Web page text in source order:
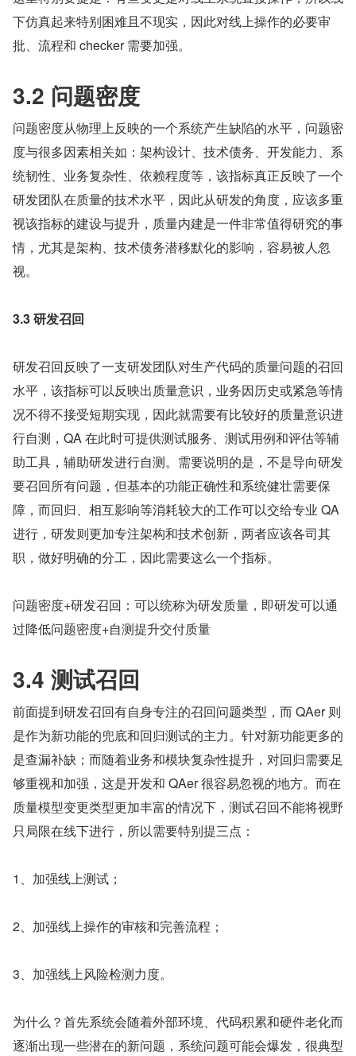
下仿真起来特别困难且不现实，因此对线上操作的必要审
批、流程和 checker 需要加强。
3.2 问题密度
问题密度从物理上反映的一个系统产生缺陷的水平，问题密
度与很多因素相关如：架构设计、技术债务、开发能力、系
统韧性、业务复杂性、依赖程度等，该指标真正反映了一个
研发团队在质量的技术水平，因此从研发的角度，应该多重
视该指标的建设与提升，质量内建是一件非常值得研究的事
情，尤其是架构、技术债务潜移默化的影响，容易被人忽
视。
3.3 研发召回
研发召回反映了一支研发团队对生产代码的质量问题的召回
水平，该指标可以反映出质量意识，业务因历史或紧急等情
况不得不接受短期实现，因此就需要有比较好的质量意识进
行自测，QA 在此时可提供测试服务、测试用例和评估等辅
助工具，辅助研发进行自测。需要说明的是，不是导向研发
要召回所有问题，但基本的功能正确性和系统健壮需要保
障，而回归、相互影响等消耗较大的工作可以交给专业 QA
进行，研发则更加专注架构和技术创新，两者应该各司其
职，做好明确的分工，因此需要这么一个指标。
问题密度+研发召回：可以统称为研发质量，即研发可以通
过降低问题密度+自测提升交付质量
3.4 测试召回
前面提到研发召回有自身专注的召回问题类型，而 QAer 则
是作为新功能的兜底和回归测试的主力。针对新功能更多的
是查漏补缺；而随着业务和模块复杂性提升，对回归需要足
够重视和加强，这是开发和 QAer 很容易忽视的地方。而在
质量模型变更类型更加丰富的情况下，测试召回不能将视野
只局限在线下进行，所以需要特别提三点：
1、加强线上测试；
2、加强线上操作的审核和完善流程；
3、加强线上风险检测力度。
为什么？首先系统会随着外部环境、代码积累和硬件老化而
逐渐出现一些潜在的新问题，系统问题可能会爆发，很典型